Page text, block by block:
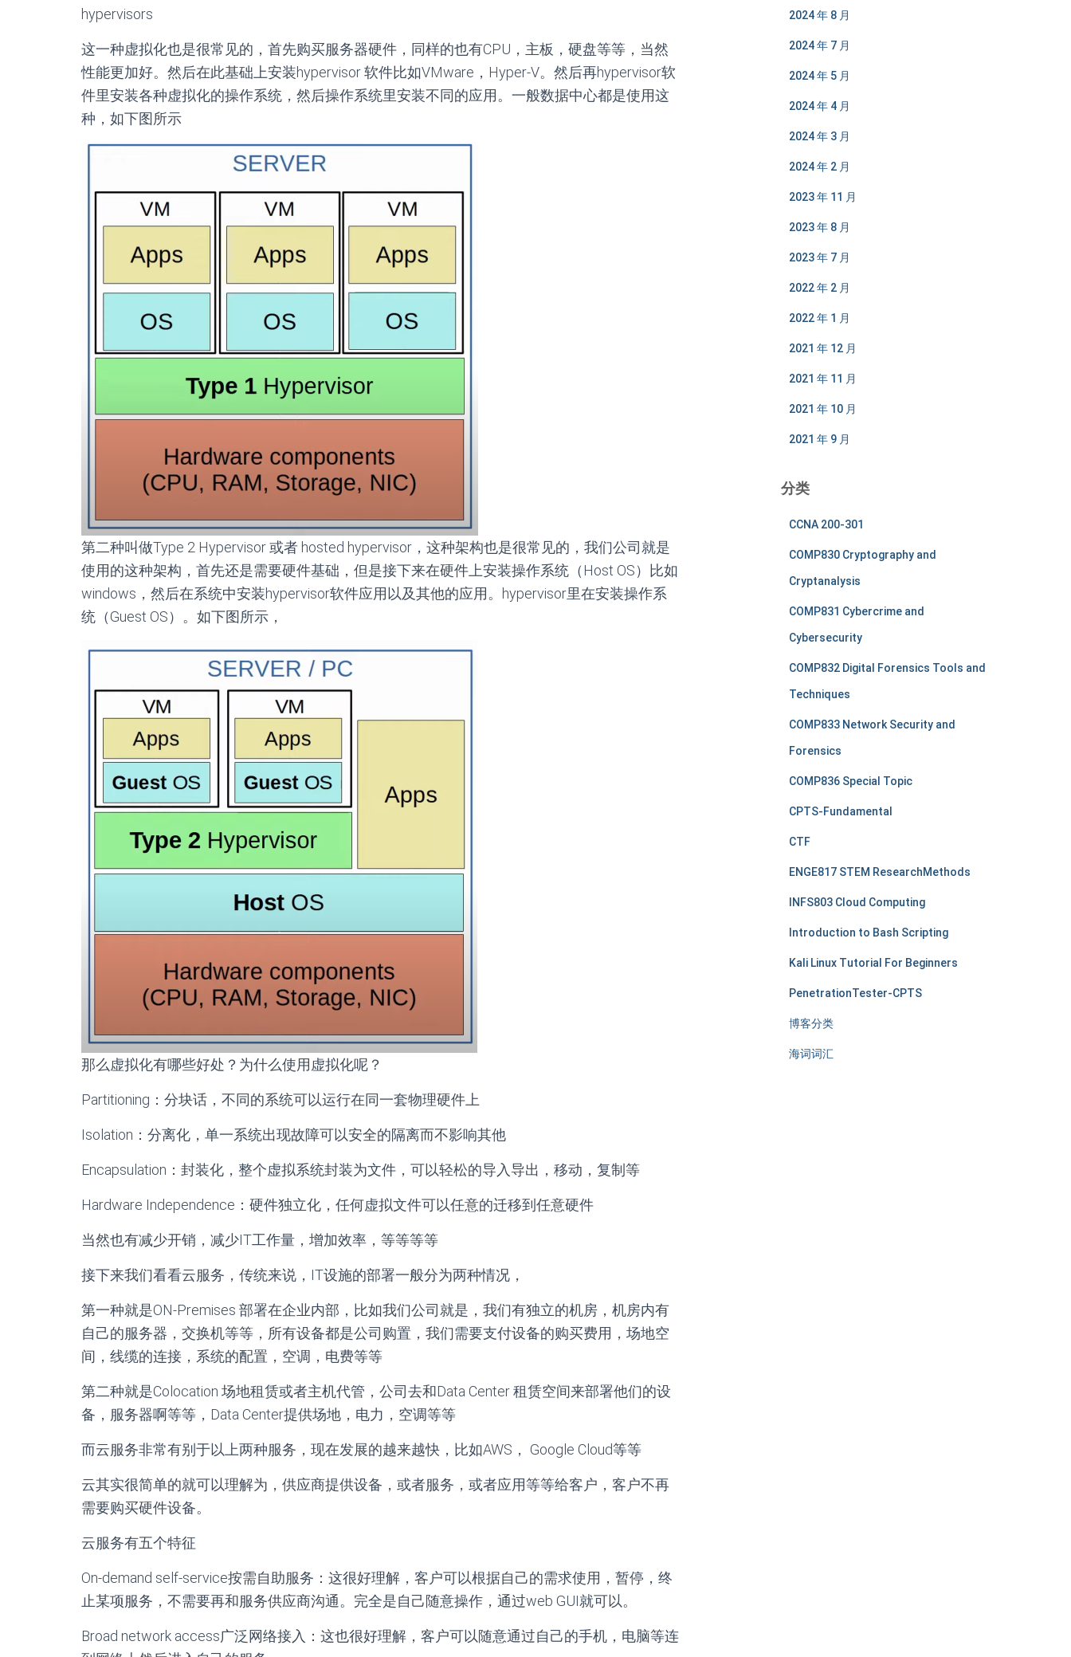
hypervisors
这一种虚拟化也是很常见的，首先购买服务器硬件，同样的也有CPU，主板，硬盘等等，当然
性能更加好。然后在此基础上安装hypervisor 软件比如VMware，Hyper-V。然后再hypervisor软
件里安装各种虚拟化的操作系统，然后操作系统里安装不同的应用。一般数据中心都是使用这
种，如下图所示
第二种叫做Type 2 Hypervisor 或者 hosted hypervisor，这种架构也是很常见的，我们公司就是
使用的这种架构，首先还是需要硬件基础，但是接下来在硬件上安装操作系统（Host OS）比如
windows，然后在系统中安装hypervisor软件应用以及其他的应用。hypervisor里在安装操作系
统（Guest OS）。如下图所示，
那么虚拟化有哪些好处？为什么使用虚拟化呢？
Partitioning：分块话，不同的系统可以运行在同一套物理硬件上
Isolation：分离化，单一系统出现故障可以安全的隔离而不影响其他
Encapsulation：封装化，整个虚拟系统封装为文件，可以轻松的导入导出，移动，复制等
Hardware Independence：硬件独立化，任何虚拟文件可以任意的迁移到任意硬件
当然也有减少开销，减少IT工作量，增加效率，等等等等
接下来我们看看云服务，传统来说，IT设施的部署一般分为两种情况，
第一种就是ON-Premises 部署在企业内部，比如我们公司就是，我们有独立的机房，机房内有
自己的服务器，交换机等等，所有设备都是公司购置，我们需要支付设备的购买费用，场地空
间，线缆的连接，系统的配置，空调，电费等等
第二种就是Colocation 场地租赁或者主机代管，公司去和Data Center 租赁空间来部署他们的设
备，服务器啊等等，Data Center提供场地，电力，空调等等
而云服务非常有别于以上两种服务，现在发展的越来越快，比如AWS， Google Cloud等等
云其实很简单的就可以理解为，供应商提供设备，或者服务，或者应用等等给客户，客户不再
需要购买硬件设备。
云服务有五个特征
On-demand self-service按需自助服务：这很好理解，客户可以根据自己的需求使用，暂停，终
止某项服务，不需要再和服务供应商沟通。完全是自己随意操作，通过web GUI就可以。
Broad network access广泛网络接入：这也很好理解，客户可以随意通过自己的手机，电脑等连
2024 年 8 月
2024 年 7 月
2024 年 5 月
2024 年 4 月
2024 年 3 月
2024 年 2 月
2023 年 11 月
2023 年 8 月
2023 年 7 月
2022 年 2 月
2022 年 1 月
2021 年 12 月
2021 年 11 月
2021 年 10 月
2021 年 9 月
分类
CCNA 200-301
COMP830 Cryptography and
Cryptanalysis
COMP831 Cybercrime and
Cybersecurity
COMP832 Digital Forensics Tools and
Techniques
COMP833 Network Security and
Forensics
COMP836 Special Topic
CPTS-Fundamental
CTF
ENGE817 STEM ResearchMethods
INFS803 Cloud Computing
Introduction to Bash Scripting
Kali Linux Tutorial For Beginners
PenetrationTester-CPTS
博客分类
海词词汇